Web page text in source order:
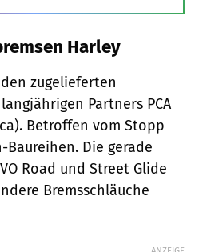
Harley
zugelieferten
Partners PCA
Betroffen vom Stopp
Die gerade
Road und Street Glide
Bremsschläuche